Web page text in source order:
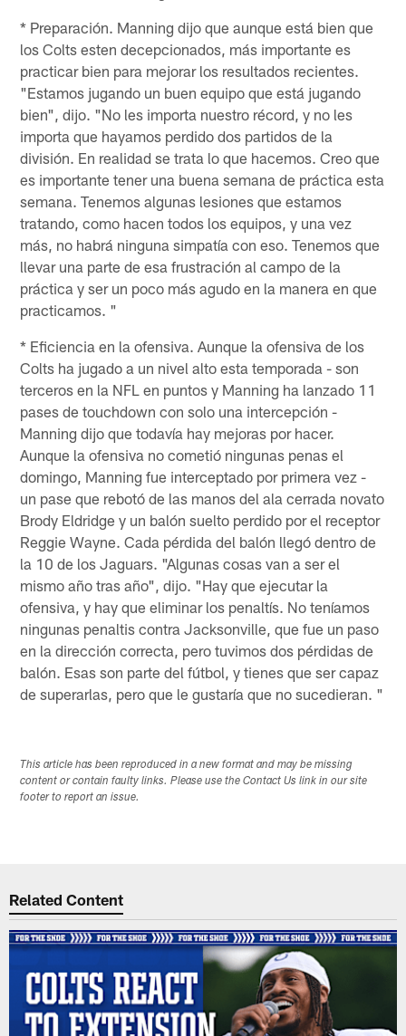
* Preparación. Manning dijo que aunque está bien que
los Colts esten decepcionados, más importante es
practicar bien para mejorar los resultados recientes.
"Estamos jugando un buen equipo que está jugando
bien", dijo. "No les importa nuestro récord, y no les
importa que hayamos perdido dos partidos de la
división. En realidad se trata lo que hacemos. Creo que
es importante tener una buena semana de práctica esta
semana. Tenemos algunas lesiones que estamos
tratando, como hacen todos los equipos, y una vez
más, no habrá ninguna simpatía con eso. Tenemos que
llevar una parte de esa frustración al campo de la
práctica y ser un poco más agudo en la manera en que
practicamos. "
* Eficiencia en la ofensiva. Aunque la ofensiva de los
Colts ha jugado a un nivel alto esta temporada - son
terceros en la NFL en puntos y Manning ha lanzado 11
pases de touchdown con solo una intercepción -
Manning dijo que todavía hay mejoras por hacer.
Aunque la ofensiva no cometió ningunas penas el
domingo, Manning fue interceptado por primera vez -
un pase que rebotó de las manos del ala cerrada novato
Brody Eldridge y un balón suelto perdido por el receptor
Reggie Wayne. Cada pérdida del balón llegó dentro de
la 10 de los Jaguars. "Algunas cosas van a ser el
mismo año tras año", dijo. "Hay que ejecutar la
ofensiva, y hay que eliminar los penaltís. No teníamos
ningunas penaltis contra Jacksonville, que fue un paso
en la dirección correcta, pero tuvimos dos pérdidas de
balón. Esas son parte del fútbol, y tienes que ser capaz
de superarlas, pero que le gustaría que no sucedieran. "
This article has been reproduced in a new format and may be missing
content or contain faulty links. Please use the Contact Us link in our site
footer to report an issue.
Related Content